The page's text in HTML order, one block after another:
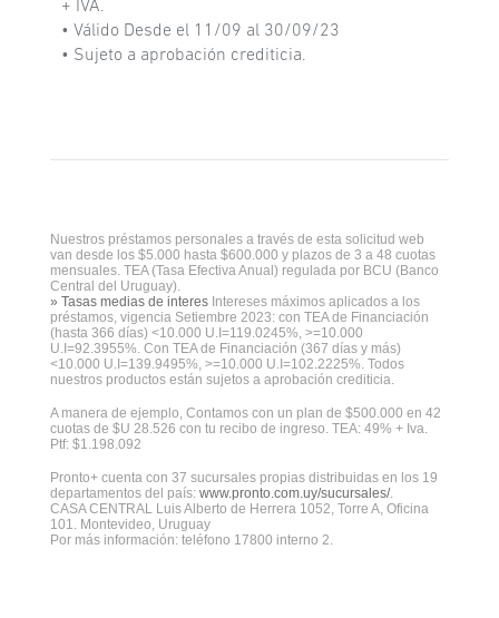
+ IVA.
• Válido Desde el 11/09 al 30/09/23
• Sujeto a aprobación crediticia.
Nuestros préstamos personales a través de esta solicitud web
van desde los $5.000 hasta $600.000 y plazos de 3 a 48 cuotas
mensuales. TEA (Tasa Efectiva Anual) regulada por BCU (Banco
Central del Uruguay).
» Tasas medias de interes Intereses máximos aplicados a los
préstamos, vigencia Setiembre 2023: con TEA de Financiación
(hasta 366 días) <10.000 U.I=119.0245%, >=10.000
U.I=92.3955%. Con TEA de Financiación (367 días y más)
<10.000 U.I=139.9495%, >=10.000 U.I=102.2225%. Todos
nuestros productos están sujetos a aprobación crediticia.
A manera de ejemplo, Contamos con un plan de $500.000 en 42
cuotas de $U 28.526 con tu recibo de ingreso. TEA: 49% + Iva.
Ptf: $1.198.092
Pronto+ cuenta con 37 sucursales propias distribuidas en los 19
departamentos del país: www.pronto.com.uy/sucursales/.
CASA CENTRAL Luis Alberto de Herrera 1052, Torre A, Oficina
101. Montevideo, Uruguay
Por más información: teléfono 17800 interno 2.